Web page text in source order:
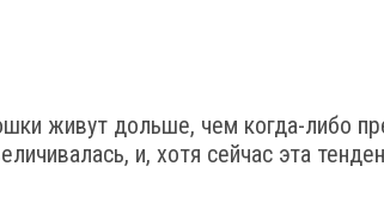
живут дольше, чем когда-либо
и, хотя сейчас эта